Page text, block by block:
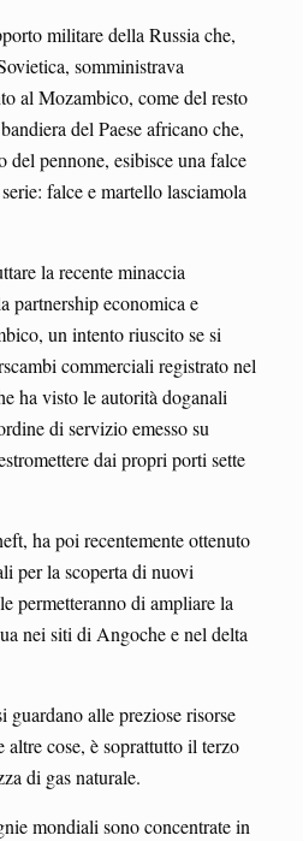
militare della Russia che,
somministrava
al Mozambico, come del resto
del Paese africano che,
del pennone, esibisce una falce
falce e martello lasciamola
la recente minaccia
partnership economica e
un intento riuscito se si
commerciali registrato nel
ha visto le autorità doganali
di servizio emesso su
dai propri porti sette
ha poi recentemente ottenuto
per la scoperta di nuovi
permetteranno di ampliare la
nei siti di Angoche e nel delta
guardano alle preziose risorse
cose, è soprattutto il terzo
di gas naturale.
mondiali sono concentrate in